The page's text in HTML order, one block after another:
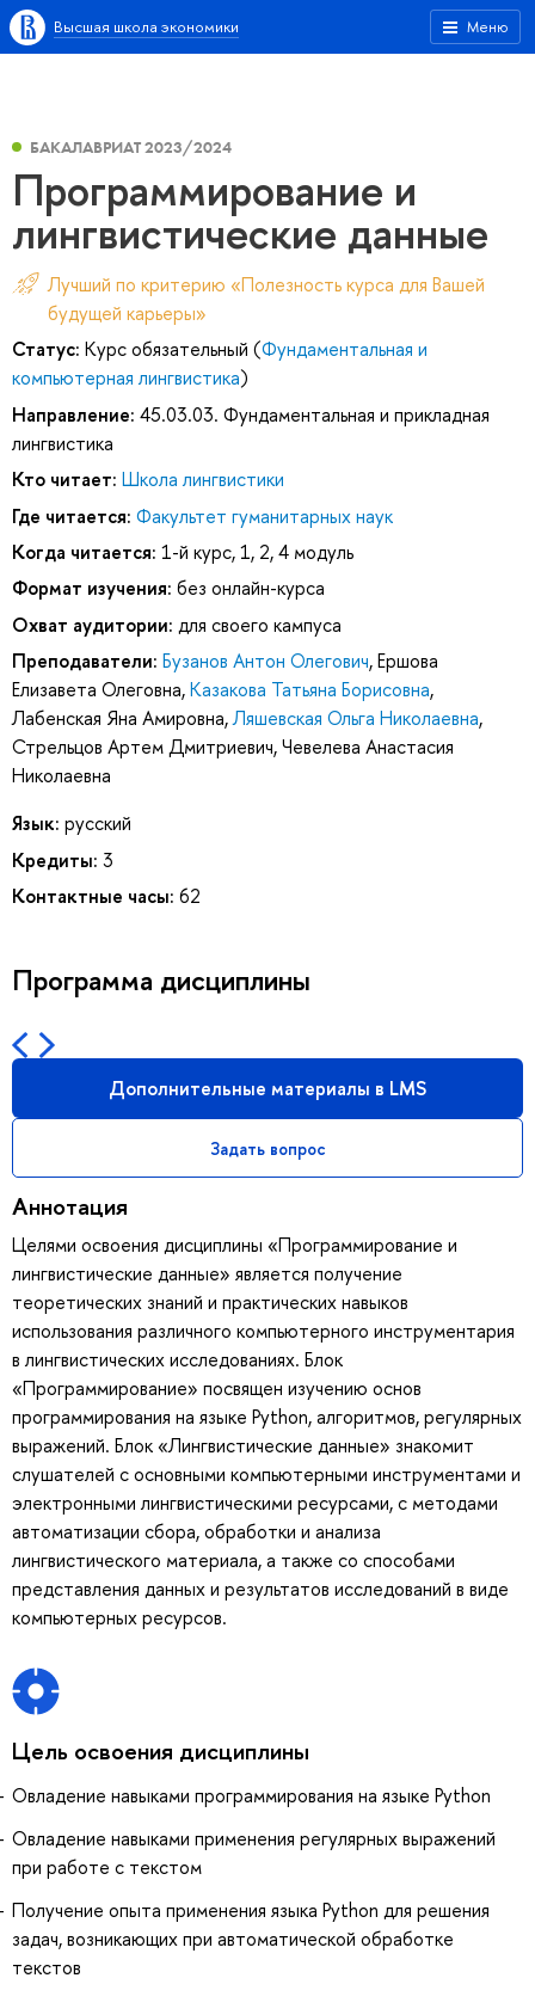
Меню
Высшая школа экономики
БАКАЛАВРИАТ 2023/2024
Программирование и
лингвистические данные
Лучший по критерию «Полезность курса для Вашей
будущей карьеры»
Статус: Курс обязательный (Фундаментальная и
компьютерная лингвистика)
Направление: 45.03.03. Фундаментальная и прикладная
лингвистика
Кто читает: Школа лингвистики
Где читается: Факультет гуманитарных наук
Когда читается: 1-й курс, 1, 2, 4 модуль
Формат изучения: без онлайн-курса
Охват аудитории: для своего кампуса
Преподаватели: Бузанов Антон Олегович,Ершова
Елизавета Олеговна,Казакова Татьяна Борисовна,
Лабенская Яна Амировна,Ляшевская Ольга Николаевна,
Стрельцов Артем Дмитриевич,Чевелева Анастасия
Николаевна
Язык: русский
Кредиты: 3
Контактные часы: 62
Программа дисциплины
Дополнительные материалы в LMS
Задать вопрос
Аннотация
Целями освоения дисциплины «Программирование и
лингвистические данные» является получение
теоретических знаний и практических навыков
использования различного компьютерного инструментария
в лингвистических исследованиях. Блок
«Программирование» посвящен изучению основ
программирования на языке Python, алгоритмов, регулярных
выражений. Блок «Лингвистические данные» знакомит
слушателей с основными компьютерными инструментами и
электронными лингвистическими ресурсами, с методами
автоматизации сбора, обработки и анализа
лингвистического материала, а также со способами
представления данных и результатов исследований в виде
компьютерных ресурсов.
Цель освоения дисциплины
Овладение навыками программирования на языке Python
Овладение навыками применения регулярных выражений
при работе с текстом
Получение опыта применения языка Python для решения
задач, возникающих при автоматической обработке
текстов